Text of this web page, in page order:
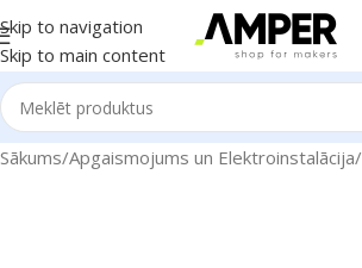
Skip to navigation
Skip to main content
Sākums/Apgaismojums un Elektroinstalācija/